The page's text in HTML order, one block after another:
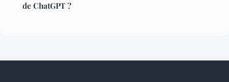
de ChatGPT ?